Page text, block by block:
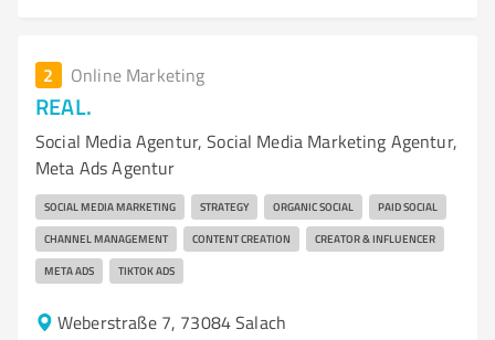
2 Online Marketing
REAL.
Social Media Agentur, Social Media Marketing Agentur,
Meta Ads Agentur
SOCIAL MEDIA MARKETING STRATEGY ORGANIC SOCIAL PAID SOCIAL
CHANNEL MANAGEMENT CONTENT CREATION CREATOR & INFLUENCER
META ADS TIKTOK ADS
Weberstraße 7, 73084 Salach